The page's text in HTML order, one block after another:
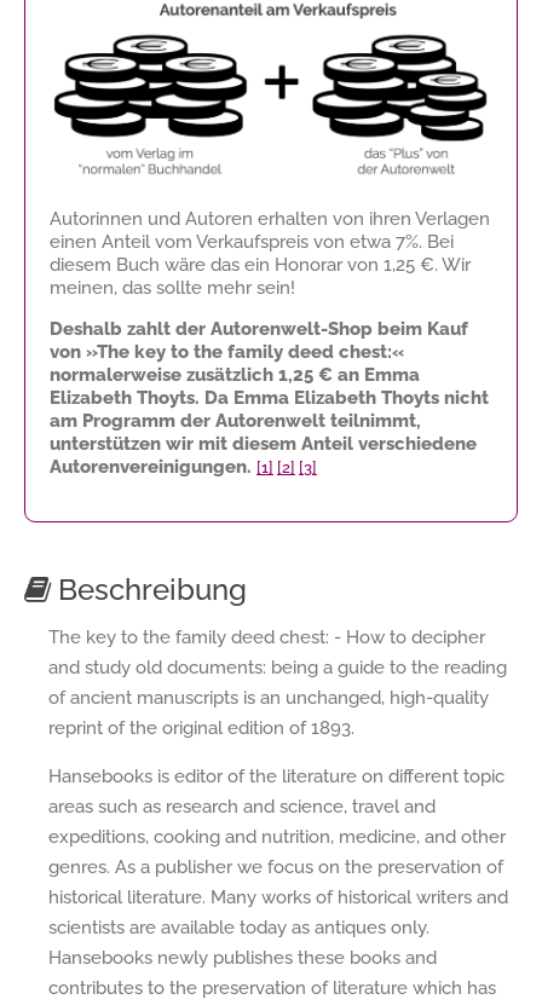
Autorinnen und Autoren erhalten von ihren Verlagen
einen Anteil vom Verkaufspreis von etwa 7%. Bei
diesem Buch wäre das ein Honorar von 1,25 €. Wir
meinen, das sollte mehr sein!
Deshalb zahlt der Autorenwelt-Shop beim Kauf
von »The key to the family deed chest:«
normalerweise zusätzlich 1,25 € an Emma
Elizabeth Thoyts. Da Emma Elizabeth Thoyts nicht
am Programm der Autorenwelt teilnimmt,
unterstützen wir mit diesem Anteil verschiedene
Autorenvereinigungen. [1] [2] [3]
Beschreibung
The key to the family deed chest: - How to decipher
and study old documents: being a guide to the reading
of ancient manuscripts is an unchanged, high-quality
reprint of the original edition of 1893.
Hansebooks is editor of the literature on different topic
areas such as research and science, travel and
expeditions, cooking and nutrition, medicine, and other
genres. As a publisher we focus on the preservation of
historical literature. Many works of historical writers and
scientists are available today as antiques only.
Hansebooks newly publishes these books and
contributes to the preservation of literature which has